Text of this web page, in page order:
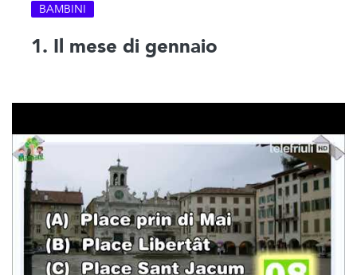
BAMBINI
1. Il mese di gennaio